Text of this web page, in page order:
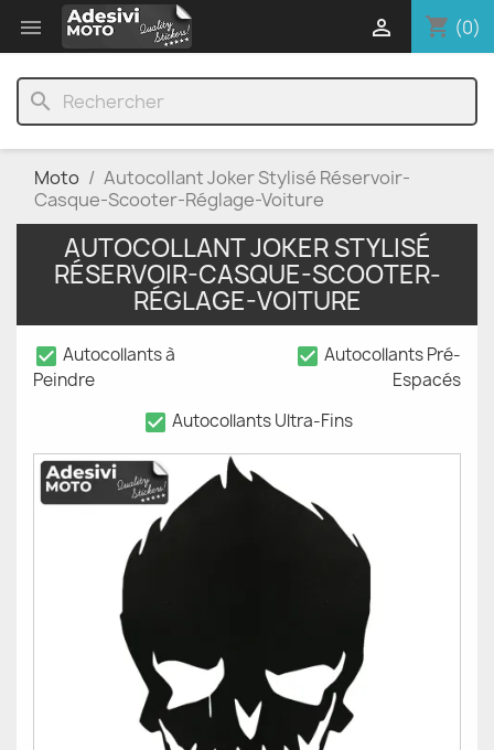
 shopping_cart (0)

search
Moto
Autocollant Joker Stylisé Réservoir-
Casque-Scooter-Réglage-Voiture
AUTOCOLLANT JOKER STYLISÉ
RÉSERVOIR-CASQUE-SCOOTER-
RÉGLAGE-VOITURE
check_box Autocollants à
Peindre
check_box Autocollants Pré-
Espacés
check_box Autocollants Ultra-Fins